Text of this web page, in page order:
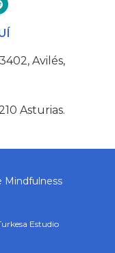
Avilés,
Asturias.
Mindfulness
Estudio